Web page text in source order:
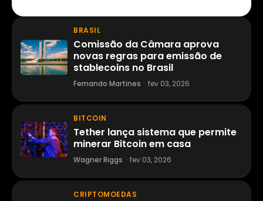
BRASIL
Comissão da Câmara aprova
novas regras para emissão de
stablecoins no Brasil
Fernando Martines · fev 03, 2026
BITCOIN
Tether lança sistema que permite
minerar Bitcoin em casa
Wagner Riggs · fev 03, 2026
CRIPTOMOEDAS